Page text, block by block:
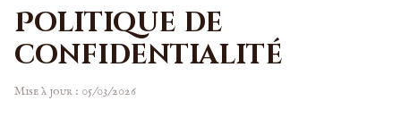
Politique de
confidentialité
Mise à jour : 05/03/2026